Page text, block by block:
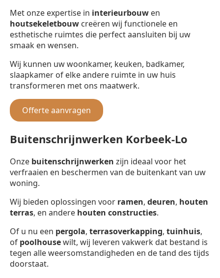
Met onze expertise in interieurbouw en
houtsekeletbouw creëren wij functionele en
esthetische ruimtes die perfect aansluiten bij uw
smaak en wensen.
Wij kunnen uw woonkamer, keuken, badkamer,
slaapkamer of elke andere ruimte in uw huis
transformeren met ons maatwerk.
Offerte aanvragen
Buitenschrijnwerken Korbeek-Lo
Onze buitenschrijnwerken zijn ideaal voor het
verfraaien en beschermen van de buitenkant van uw
woning.
Wij bieden oplossingen voor ramen, deuren, houten
terras, en andere houten constructies.
Of u nu een pergola, terrasoverkapping, tuinhuis,
of poolhousewilt, wij leveren vakwerk dat bestand is
tegen alle weersomstandigheden en de tand des tijds
doorstaat.